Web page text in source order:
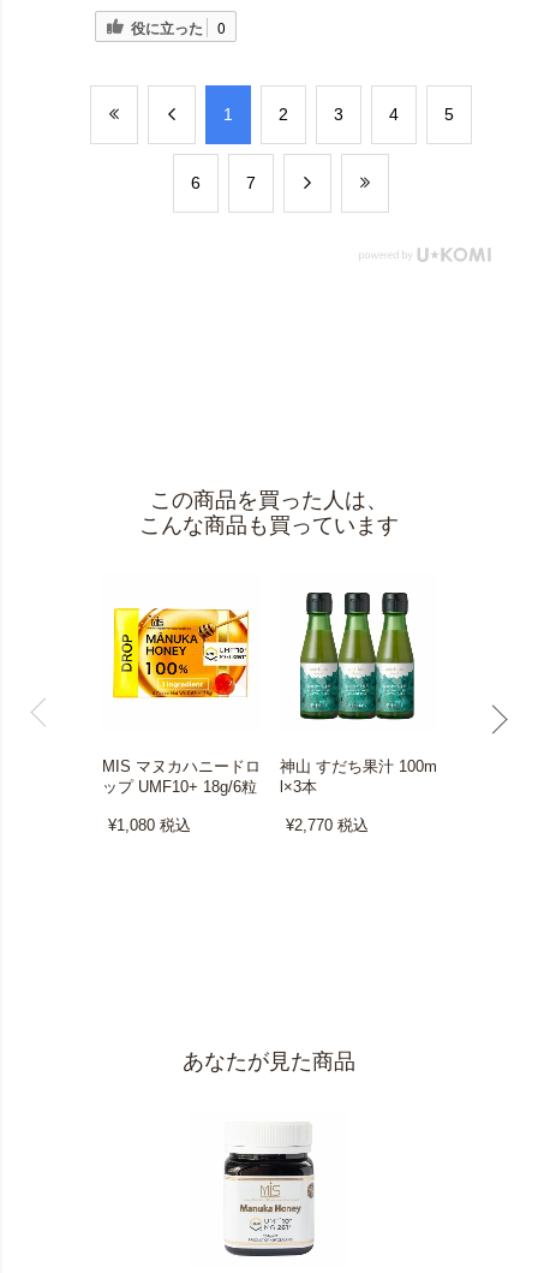
役に立った 0
​1 ​2 ​3 ​4 ​5
​6 ​7
この商品を買った人は、
こんな商品も買っています
MIS マヌカハニードロ
ップ UMF10+ 18g/6粒
¥1,080税込
神山 すだち果汁 100m
l×3本
¥2,770税込
あなたが見た商品